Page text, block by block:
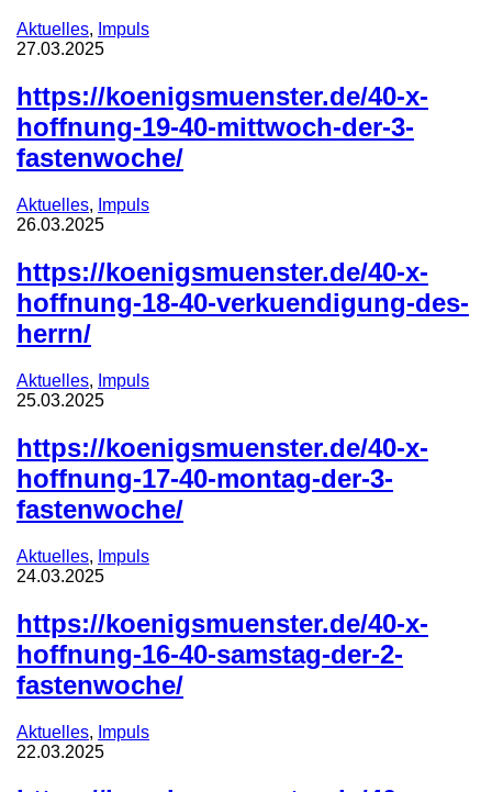
Aktuelles, Impuls
27.03.2025
https://koenigsmuenster.de/40-x-
hoffnung-19-40-mittwoch-der-3-
fastenwoche/
Aktuelles, Impuls
26.03.2025
https://koenigsmuenster.de/40-x-
hoffnung-18-40-verkuendigung-des-
herrn/
Aktuelles, Impuls
25.03.2025
https://koenigsmuenster.de/40-x-
hoffnung-17-40-montag-der-3-
fastenwoche/
Aktuelles, Impuls
24.03.2025
https://koenigsmuenster.de/40-x-
hoffnung-16-40-samstag-der-2-
fastenwoche/
Aktuelles, Impuls
22.03.2025